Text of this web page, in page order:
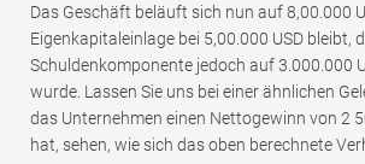
Das Geschäft beläuft sich nun auf 8,00.000
Eigenkapitaleinlage bei 5,00.000 USD bleibt,
Schuldenkomponente jedoch auf 3.000.000
wurde. Lassen Sie uns bei einer ähnlichen
das Unternehmen einen Nettogewinn von 2
hat, sehen, wie sich das oben berechnete